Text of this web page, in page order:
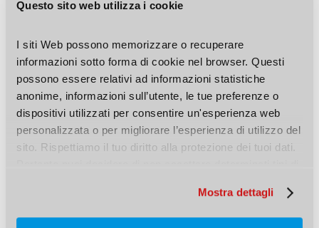
Questo sito web utilizza i cookie
I siti Web possono memorizzare o recuperare
informazioni sotto forma di cookie nel browser. Questi
possono essere relativi ad informazioni statistiche
anonime, informazioni sull’utente, le tue preferenze o
dispositivi utilizzati per consentire un'esperienza web
personalizzata o per migliorare l’esperienza di utilizzo del
sito. Rispettiamo il tuo diritto alla protezione dei tuoi dati.
Mostra dettagli
ricontattato a breve da un referente